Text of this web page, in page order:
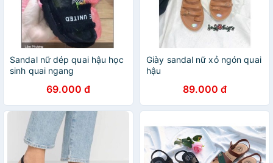
Sandal nữ dép quai hậu học
sinh quai ngang
69.000 đ
Giày sandal nữ xỏ ngón quai
hậu
89.000 đ